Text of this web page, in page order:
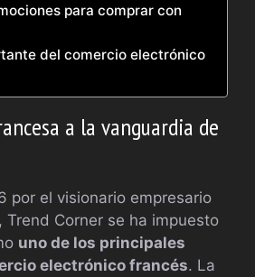
para comprar con
del comercio electrónico
a la vanguardia de
por el visionario empresario
Trend Corner se ha impuesto
uno de los principales
electrónico francés. La